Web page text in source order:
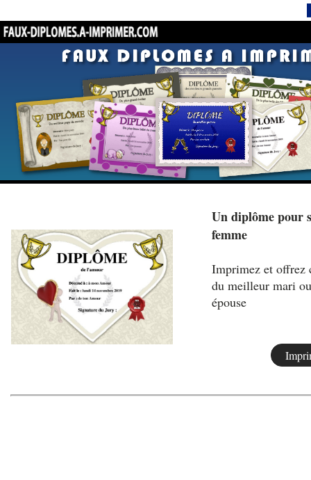
Un diplôme pour
femme
Imprimez et offrez
du meilleur mari
épouse